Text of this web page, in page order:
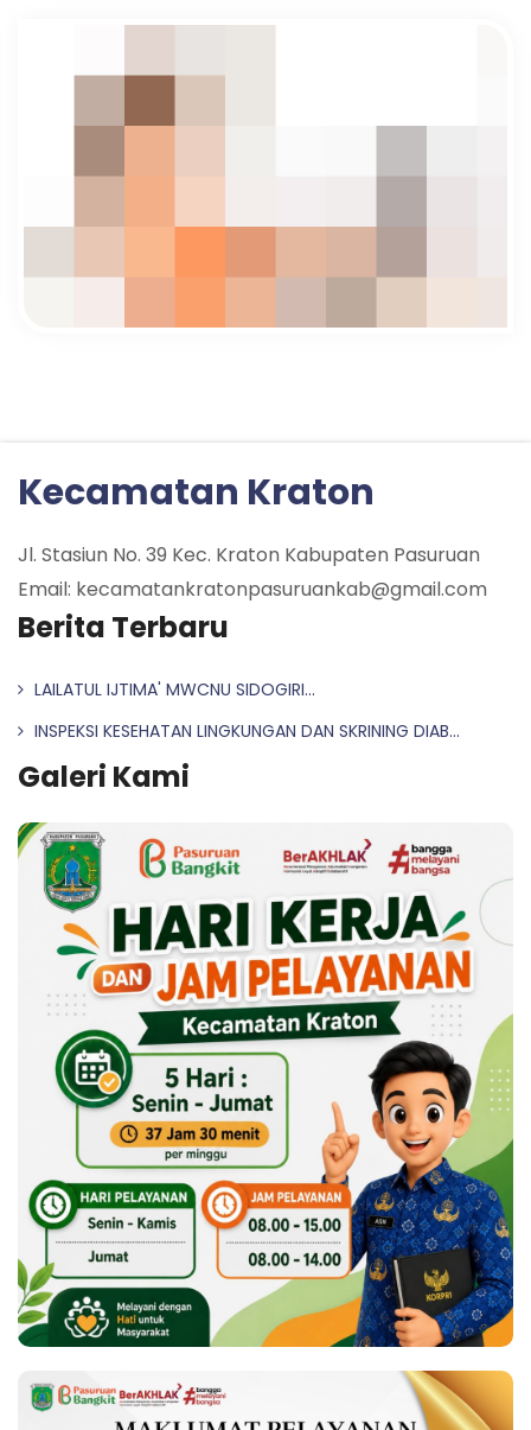
Kecamatan Kraton
Jl. Stasiun No. 39 Kec. Kraton Kabupaten Pasuruan
Email: kecamatankratonpasuruankab@gmail.com
Berita Terbaru
LAILATUL IJTIMA' MWCNU SIDOGIRI...
INSPEKSI KESEHATAN LINGKUNGAN DAN SKRINING DIAB...
Galeri Kami